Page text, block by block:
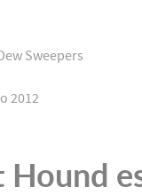
Sweepers
2012
Hound